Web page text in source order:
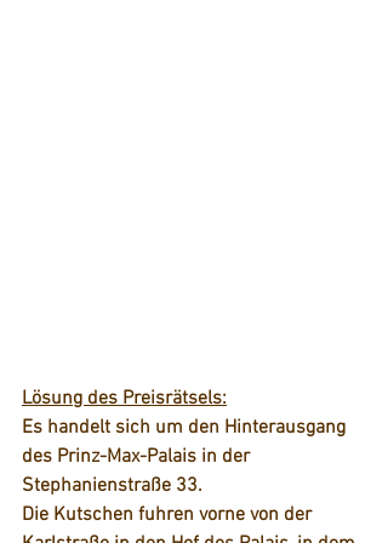
Lösung des Preisrätsels:
Es handelt sich um den Hinterausgang
des Prinz-Max-Palais in der
Stephanienstraße 33.
Die Kutschen fuhren vorne von der